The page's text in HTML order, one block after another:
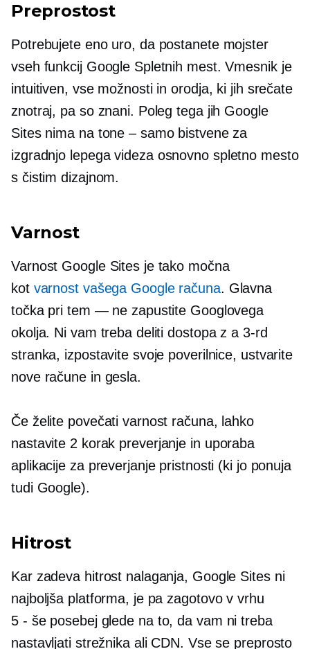
Preprostost
Potrebujete eno uro, da postanete mojster
vseh funkcij Google Spletnih mest. Vmesnik je
intuitiven, vse možnosti in orodja, ki jih srečate
znotraj, pa so znani. Poleg tega jih Google
Sites nima na tone – samo bistvene za
izgradnjo lepega videzaosnovno spletno mesto
s čistim dizajnom.
Varnost
Varnost Google Sites je tako močna
kot varnost vašega Google računa. Glavna
točka pri tem — ne zapustite Googlovega
okolja. Ni vam treba deliti dostopa z a 3-rd
stranka, izpostavite svoje poverilnice, ustvarite
nove račune in gesla.
Če želite povečati varnost računa, lahko
nastavite 2 korak preverjanje in uporaba
aplikacije za preverjanje pristnosti (ki jo ponuja
tudi Google).
Hitrost
Kar zadeva hitrost nalaganja, Google Sites ni
najboljša platforma, je pa zagotovo v vrhu
5 - še posebejglede na to, da vam ni treba
nastavljati strežnika ali CDN. Vse se preprosto